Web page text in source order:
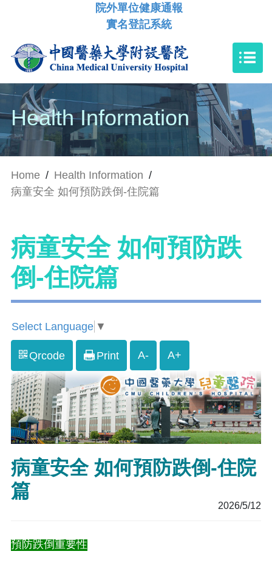
院外單位健康通報
實名登記系統
Health Information
Home / Health Information /
病童安全 如何預防跌倒-住院篇
病童安全 如何預防跌
倒-住院篇
Select Language ▼
Qrcode Print A- A+
病童安全 如何預防跌倒-住院
篇
2026/5/12
預防跌倒重要性